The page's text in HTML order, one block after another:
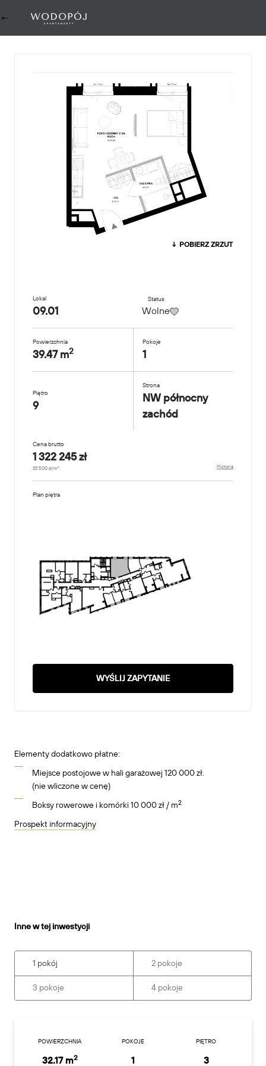
←
↓ POBIERZ ZRZUT
Lokal
09.01
Status
Wolne
Powierzchnia
39.47 m2
Pokoje
1
Piętro
9
Strona
NW północny
zachód
Cena brutto
1 322 245 zł
33 500 zł/m² Historia
Plan piętra
WYŚLIJ ZAPYTANIE
Elementy dodatkowo płatne:
Miejsce postojowe w hali garażowej 120 000 zł.
(nie wliczone w cenę)
Boksy rowerowe i komórki 10 000 zł / m2
Prospekt informacyjny
Inne w tej inwestycji
1 pokój 2 pokoje
3 pokoje 4 pokoje
POWIERZCHNIA
32.17 m2
POKOJE
1
PIĘTRO
3